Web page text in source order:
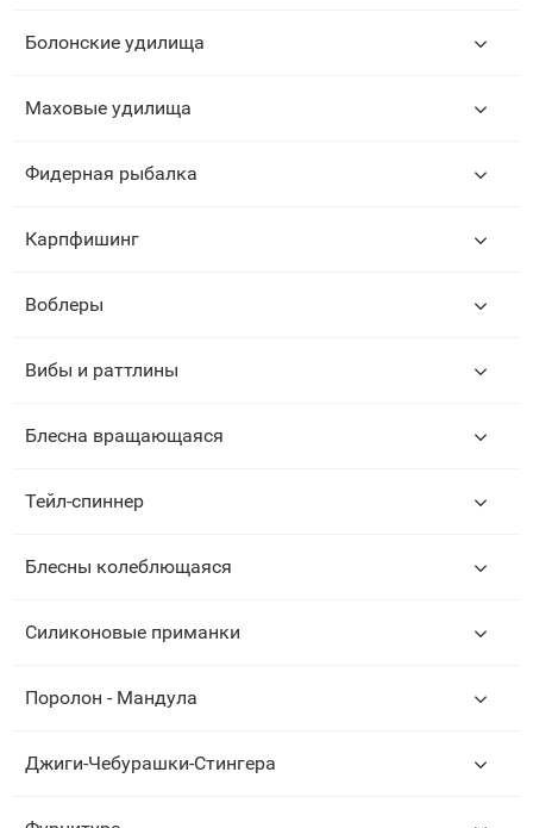
Болонские удилища
Маховые удилища
Фидерная рыбалка
Карпфишинг
Воблеры
Вибы и раттлины
Блесна вращающаяся
Тейл-спиннер
Блесны колеблющаяся
Силиконовые приманки
Поролон - Мандула
Джиги-Чебурашки-Стингера